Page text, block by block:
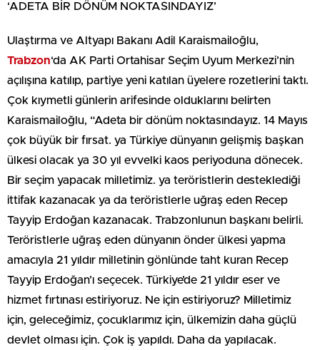
‘ADETA BİR DÖNÜM NOKTASINDAYIZ’
Ulaştırma ve Altyapı Bakanı Adil Karaismailoğlu,
Trabzon‘da AK Parti Ortahisar Seçim Uyum Merkezi’nin
açılışına katılıp, partiye yeni katılan üyelere rozetlerini taktı.
Çok kıymetli günlerin arifesinde olduklarını belirten
Karaismailoğlu, “Adeta bir dönüm noktasındayız. 14 Mayıs
çok büyük bir fırsat. ya Türkiye dünyanın gelişmiş başkan
ülkesi olacak ya 30 yıl evvelki kaos periyoduna dönecek.
Bir seçim yapacak milletimiz. ya teröristlerin desteklediği
ittifak kazanacak ya da teröristlerle uğraş eden Recep
Tayyip Erdoğan kazanacak. Trabzonlunun başkanı belirli.
Teröristlerle uğraş eden dünyanın önder ülkesi yapma
amacıyla 21 yıldır milletinin gönlünde taht kuran Recep
Tayyip Erdoğan’ı seçecek. Türkiye’de 21 yıldır eser ve
hizmet fırtınası estiriyoruz. Ne için estiriyoruz? Milletimiz
için, geleceğimiz, çocuklarımız için, ülkemizin daha güçlü
devlet olması için. Çok iş yapıldı. Daha da yapılacak.